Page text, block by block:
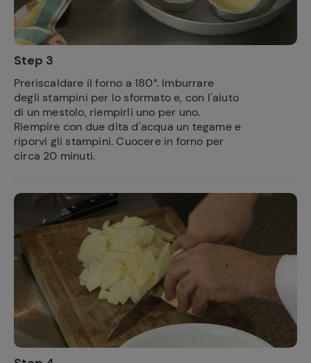
Step 3
Preriscaldare il forno a 180°. Imburrare
degli stampini per lo sformato e, con l'aiuto
di un mestolo, riempirli uno per uno.
Riempire con due dita d'acqua un tegame e
riporvi gli stampini. Cuocere in forno per
circa 20 minuti.